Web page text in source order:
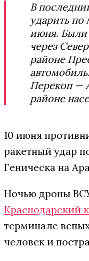
В
ударить по
июня. Были
через
районе
Перекоп —
районе
10 июня
ракетный удар
Геническа на
Ночью дроны
Краснодарский
терминале
человек и